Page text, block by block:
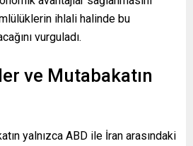
ihlali halinde bu
vurguladı.
ve Mutabakatın
yalnızca ABD ile İran arasındaki